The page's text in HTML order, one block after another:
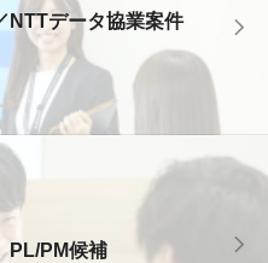
NTTデータ協業案件
PL/PM候補